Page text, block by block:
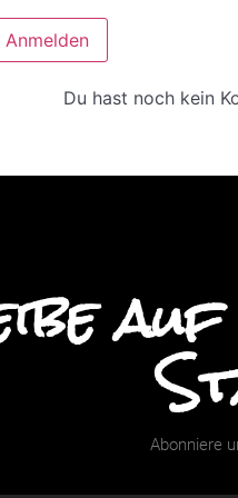
Anmelden
Du hast noch kein
auf
Abonniere